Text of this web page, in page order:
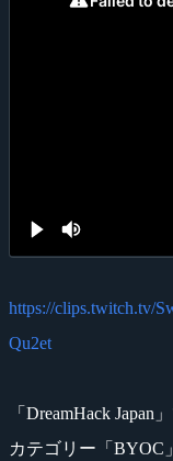
https://clips.twitch.tv/
Qu2et
「DreamHack
カテゴリー「BYOC